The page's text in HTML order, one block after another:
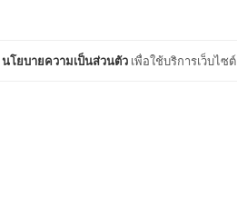
นโยบายความเป็นส่วนตัว เพื่อใช้บริการเว็บไซต์